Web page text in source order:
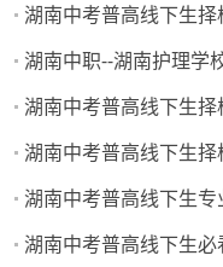
湖南中职--湖南护理学
湖南中考普高线下生